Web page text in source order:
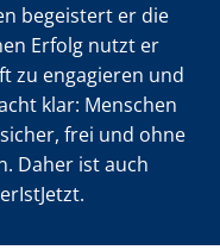
begeistert er die
Erfolg nutzt er
zu engagieren und
klar: Menschen
frei und ohne
Daher ist auch